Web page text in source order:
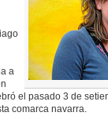
a
el pasado 3 de
comarca navarra.